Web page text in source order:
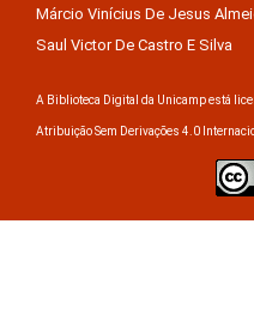
Márcio Vinícius De Jesus
Saul Victor De Castro E Silva
A Biblioteca Digital da Unicamp está
Atribuição Sem Derivações 4.0